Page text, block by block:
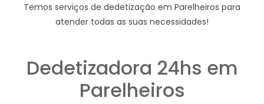
Temos serviços de dedetização em Parelheiros para
atender todas as suas necessidades!
Dedetizadora 24hs em
Parelheiros